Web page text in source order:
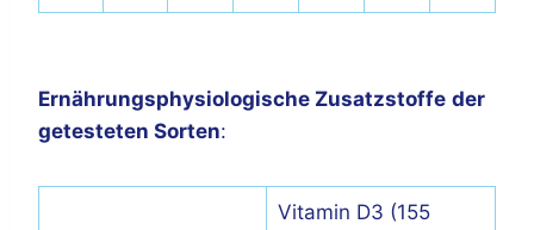
Ernährungsphysiologische Zusatzstoffe der
getesteten Sorten:
Vitamin D3 (155